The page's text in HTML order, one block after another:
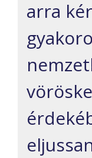
arra